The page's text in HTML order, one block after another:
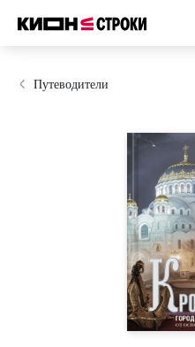
Путеводители